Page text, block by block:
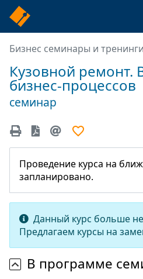
Бизнес семинары и тренинги
Кузовной ремонт.
бизнес-процессов
семинар
Проведение курса на
запланировано.
Данный курс больше
Предлагаем курсы на
В программе